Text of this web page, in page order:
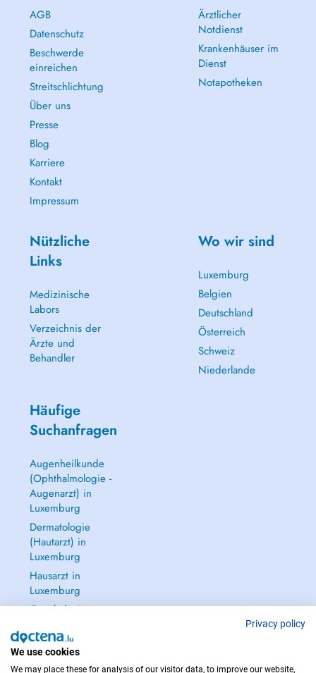
AGB
Datenschutz
Beschwerde
einreichen
Streitschlichtung
Über uns
Presse
Blog
Karriere
Kontakt
Impressum
Ärztlicher
Notdienst
Krankenhäuser im
Dienst
Notapotheken
Nützliche
Links
Medizinische
Labors
Verzeichnis der
Ärzte und
Behandler
Wo wir sind
Luxemburg
Belgien
Deutschland
Österreich
Schweiz
Niederlande
Häufige
Suchanfragen
Augenheilkunde
(Ophthalmologie -
Augenarzt) in
Luxemburg
Dermatologie
(Hautarzt) in
Luxemburg
Hausarzt in
Luxemburg
Gynäkologie
Frauenheilkunde)
in Luxemburg
Privacy policy
We use cookies
We may place these for analysis of our visitor data, to improve our website,